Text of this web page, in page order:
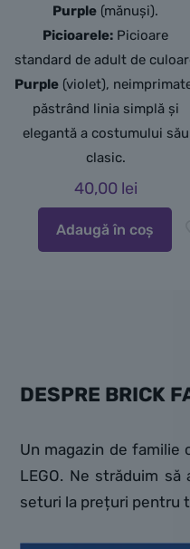
Purple (mănuși).
Picioarele: Picioare
standard de adult de
Purple (violet),
păstrând linia simplă și
elegantă a costumului său
clasic.
40,00 lei
Adaugă în coș
DESPRE BRICK
Un magazin de familie
LEGO. Ne străduim
seturi la prețuri pentru